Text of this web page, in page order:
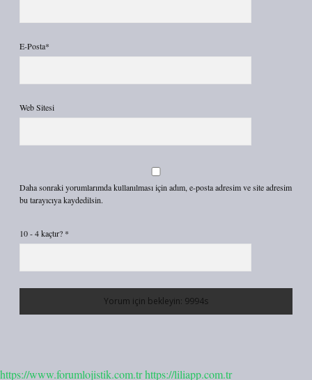
E-Posta*
Web Sitesi
Daha sonraki yorumlarımda kullanılması için adım, e-posta adresim ve site adresim
bu tarayıcıya kaydedilsin.
10 - 4 kaçtır? *
https://www.forumlojistik.com.trhttps://liliapp.com.tr